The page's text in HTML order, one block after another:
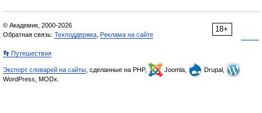
18+
© Академик, 2000-2026
Обратная связь: Техподдержка Реклама на сайте
👣 Путешествия
Экспорт словарей на сайты , сделанные на PHP, Joomla,
Drupal,
WordPress, MODx.